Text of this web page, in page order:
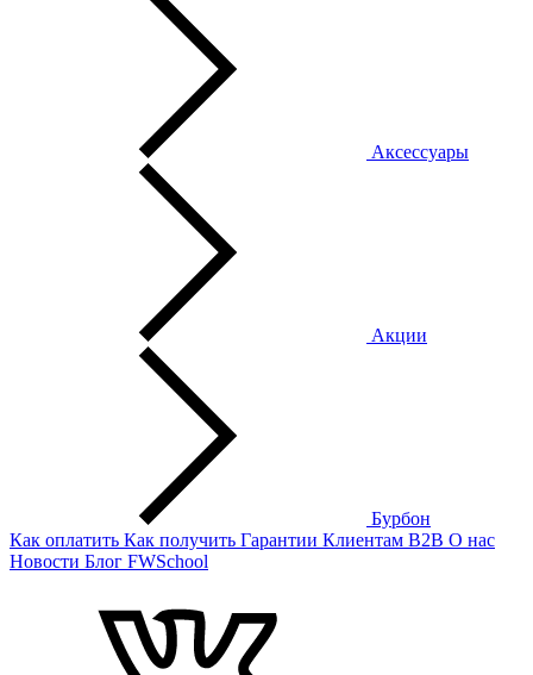
Аксессуары
Акции
Бурбон
Как оплатить Как получить Гарантии Клиентам B2B О нас
Новости Блог FWSchool